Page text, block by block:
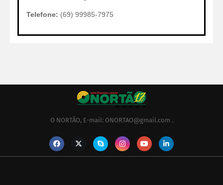
Telefone: (69) 99985-7975
O NORTÃO, E-mail: ONORTAO@gmail.com .